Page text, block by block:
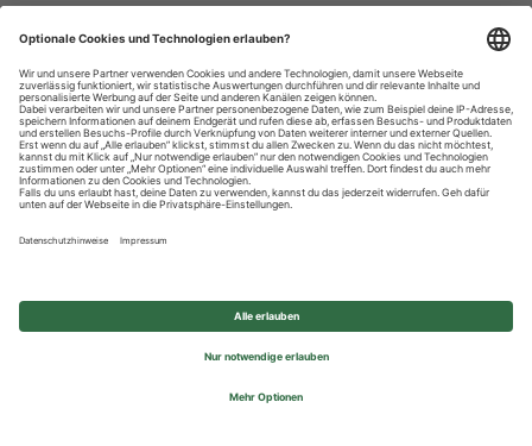
Datenschutzhinweise
Impressum
Privatsphäre-Einstellungen
© 2026 REWE Group - All rights reserved